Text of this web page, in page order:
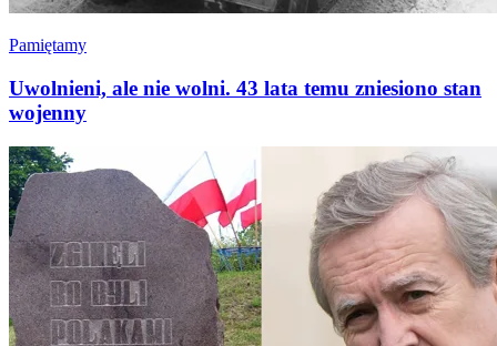
Pamiętamy
Uwolnieni, ale nie wolni. 43 lata temu zniesiono stan
wojenny